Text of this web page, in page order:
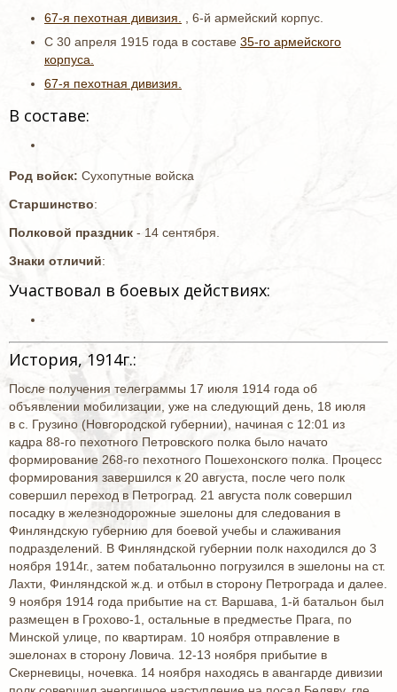
67-я пехотная дивизия.
, 6-й армейский корпус.
С 30 апреля 1915 года в составе 35-го армейского
корпуса.
67-я пехотная дивизия.
В составе:
Род войск: Сухопутные войска
Старшинство:
Полковой праздник - 14 сентября.
Знаки отличий:
Участвовал в боевых действиях:
История, 1914г.:
После получения телеграммы 17 июля 1914 года об
объявлении мобилизации, уже на следующий день, 18 июля
в с. Грузино (Новгородской губернии), начиная с 12:01 из
кадра 88-го пехотного Петровского полка было начато
формирование 268-го пехотного Пошехонского полка. Процесс
формирования завершился к 20 августа, после чего полк
совершил переход в Петроград. 21 августа полк совершил
посадку в железнодорожные эшелоны для следования в
Финляндскую губернию для боевой учебы и слаживания
подразделений. В Финляндской губернии полк находился до 3
ноября 1914г., затем побатальонно погрузился в эшелоны на ст.
Лахти, Финляндской ж.д. и отбыл в сторону Петрограда и далее.
9 ноября 1914 года прибытие на ст. Варшава, 1-й батальон был
размещен в Грохово-1, остальные в предместье Прага, по
Минской улице, по квартирам. 10 ноября отправление в
эшелонах в сторону Ловича. 12-13 ноября прибытие в
Скерневицы, ночевка. 14 ноября находясь в авангарде дивизии